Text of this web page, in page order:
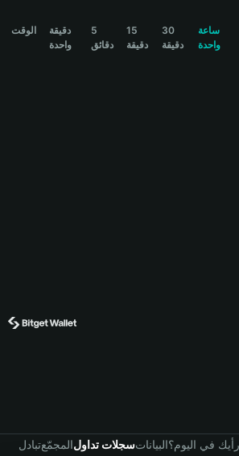
বাংলাالوقت
دقيقة
واحدة
5
دقائق
15
دقيقة
30
دقيقة
ساعة
واحدة
تبادلالمجمّعسجلات تداولالبياناتفي اليوم؟